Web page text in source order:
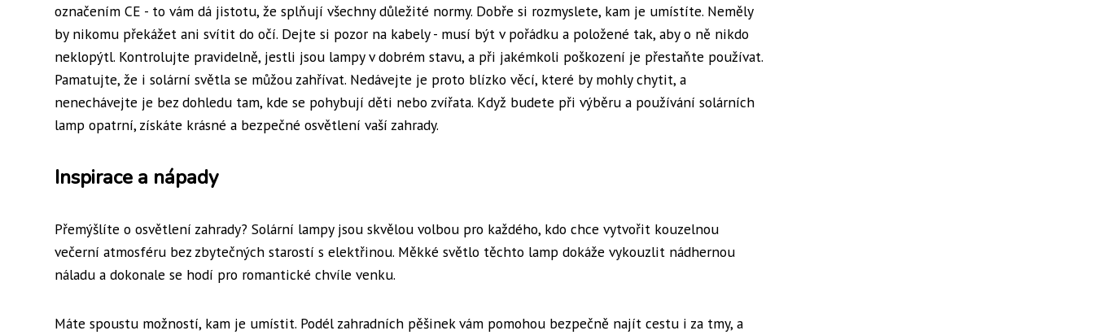
označením CE - to vám dá jistotu, že splňují všechny důležité normy. Dobře si rozmyslete, kam je umístíte. Neměly
by nikomu překážet ani svítit do očí. Dejte si pozor na kabely - musí být v pořádku a položené tak, aby o ně nikdo
neklopýtl. Kontrolujte pravidelně, jestli jsou lampy v dobrém stavu, a při jakémkoli poškození je přestaňte používat.
Pamatujte, že i solární světla se můžou zahřívat. Nedávejte je proto blízko věcí, které by mohly chytit, a
nenechávejte je bez dohledu tam, kde se pohybují děti nebo zvířata. Když budete při výběru a používání solárních
lamp opatrní, získáte krásné a bezpečné osvětlení vaší zahrady.
Inspirace a nápady
Přemýšlíte o osvětlení zahrady? Solární lampy jsou skvělou volbou pro každého, kdo chce vytvořit kouzelnou
večerní atmosféru bez zbytečných starostí s elektřinou. Měkké světlo těchto lamp dokáže vykouzlit nádhernou
náladu a dokonale se hodí pro romantické chvíle venku.
Máte spoustu možností, kam je umístit. Podél zahradních pěšinek vám pomohou bezpečně najít cestu i za tmy, a